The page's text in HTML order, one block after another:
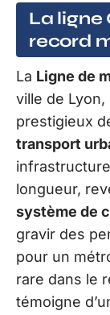
La ligne
record
La Ligne de
ville de
prestigieux
transport
longueur,
système de
gravir des
pour un
rare dans le
témoigne